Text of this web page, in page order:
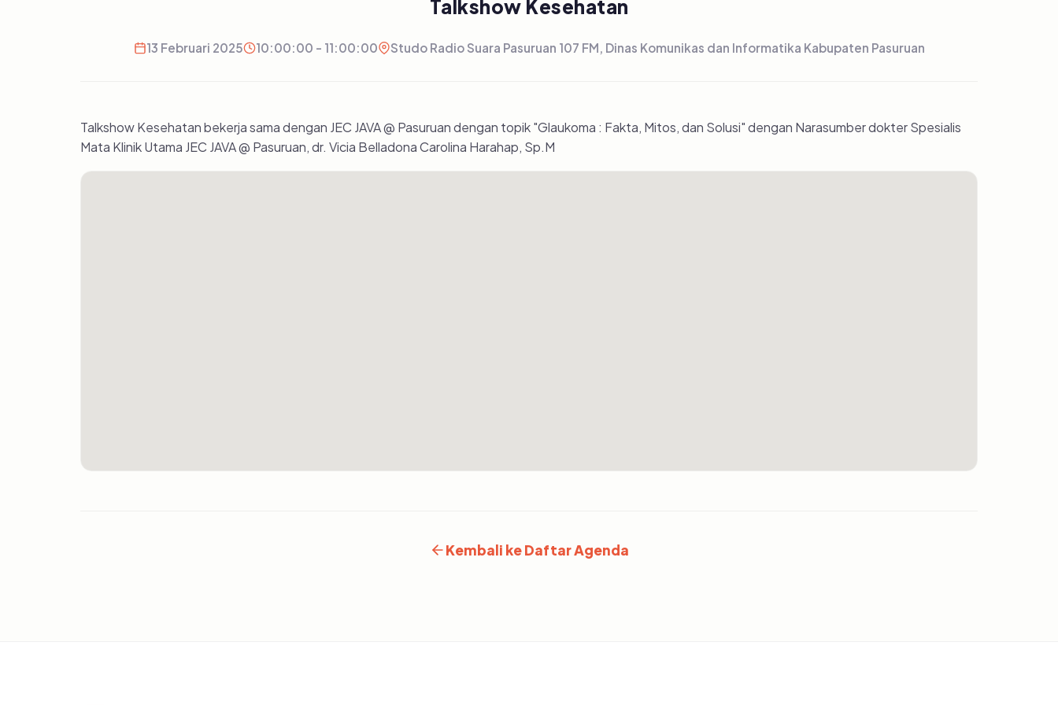
Talkshow Kesehatan
13 Februari 2025 10:00:00 - 11:00:00 Studo Radio Suara Pasuruan 107 FM, Dinas Komunikas dan Informatika Kabupaten Pasuruan
Talkshow Kesehatan bekerja sama dengan JEC JAVA @ Pasuruan dengan topik "Glaukoma : Fakta, Mitos, dan Solusi" dengan Narasumber dokter Spesialis
Mata Klinik Utama JEC JAVA @ Pasuruan, dr. Vicia Belladona Carolina Harahap, Sp.M
Kembali ke Daftar Agenda